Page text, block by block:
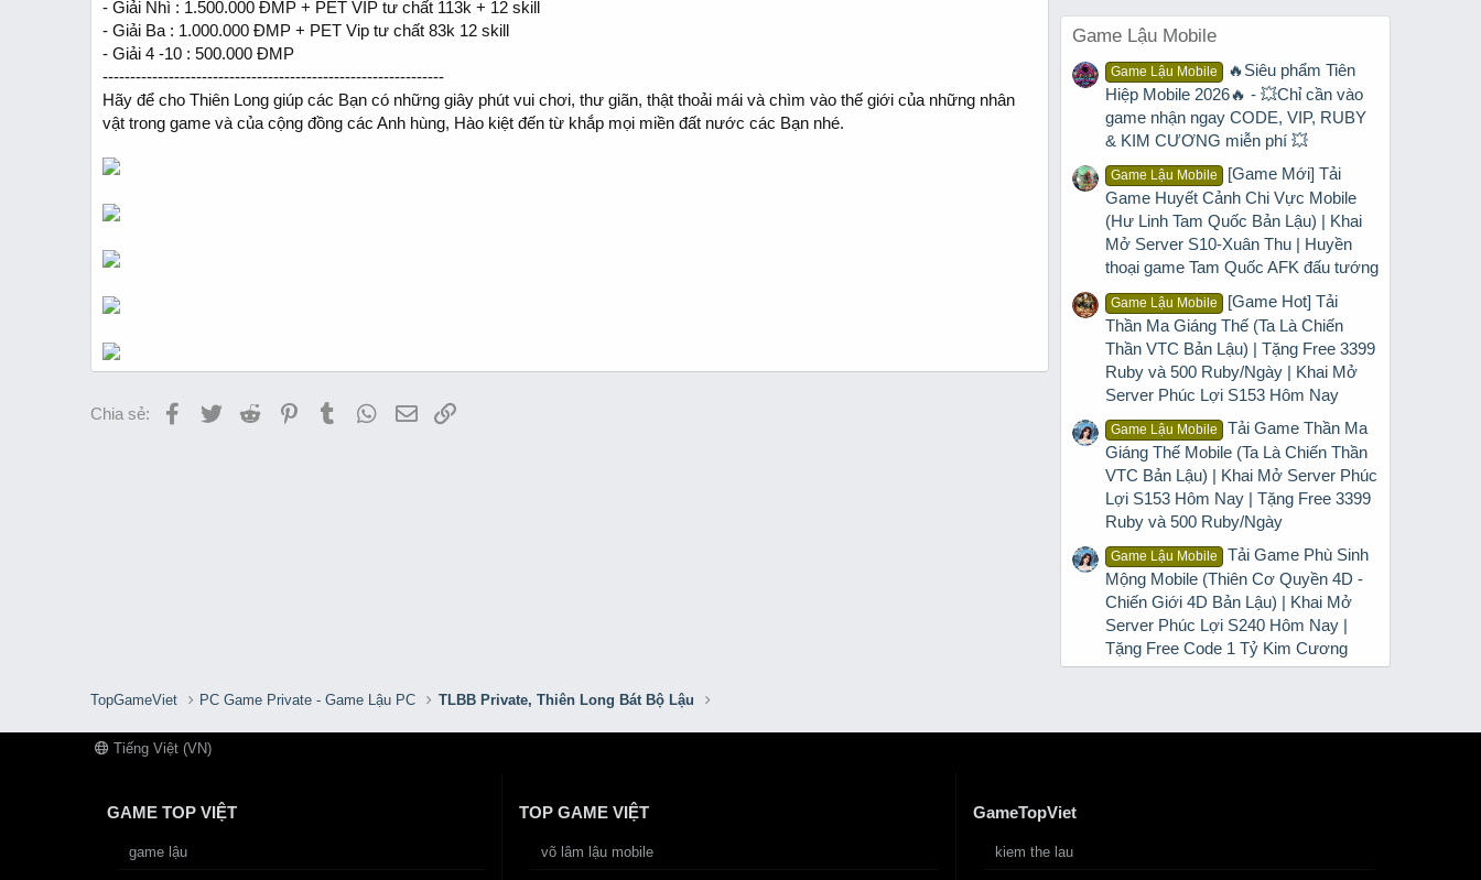
- Giải Nhì : 1.500.000 ĐMP + PET VIP tư chất 113k + 12 skill
- Giải Ba : 1.000.000 ĐMP + PET Vip tư chất 83k 12 skill
- Giải 4 -10 : 500.000 ĐMP
--------------------------------------------------------------
Hãy để cho Thiên Long giúp các Bạn có những giây phút vui chơi, thư giãn, thật thoải mái và chìm vào thế giới của những nhân
vật trong game và của cộng đồng các Anh hùng, Hào kiệt đến từ khắp mọi miền đất nước các Bạn nhé.
Chia sẻ: Facebook
TwitterReddit PinterestTumblr WhatsApp
EmailLink
Game Lậu Mobile
Game Lậu Mobile
🔥Siêu phẩm Tiên
Hiệp Mobile 2026🔥 - 💥Chỉ cần vào
game nhận ngay CODE, VIP, RUBY
& KIM CƯƠNG miễn phí 💥
Game Lậu Mobile
[Game Mới] Tải
Game Huyết Cảnh Chi Vực Mobile
(Hư Linh Tam Quốc Bản Lậu) | Khai
Mở Server S10-Xuân Thu | Huyền
thoại game Tam Quốc AFK đấu tướng
Game Lậu Mobile
[Game Hot] Tải
Thần Ma Giáng Thế (Ta Là Chiến
Thần VTC Bản Lậu) | Tặng Free 3399
Ruby và 500 Ruby/Ngày | Khai Mở
Server Phúc Lợi S153 Hôm Nay
Game Lậu Mobile
Tải Game Thần Ma
Giáng Thế Mobile (Ta Là Chiến Thần
VTC Bản Lậu) | Khai Mở Server Phúc
Lợi S153 Hôm Nay | Tặng Free 3399
Ruby và 500 Ruby/Ngày
Game Lậu Mobile
Tải Game Phù Sinh
Mộng Mobile (Thiên Cơ Quyền 4D -
Chiến Giới 4D Bản Lậu) | Khai Mở
Server Phúc Lợi S240 Hôm Nay |
Tặng Free Code 1 Tỷ Kim Cương
TopGameViet PC Game Private - Game Lậu PC TLBB Private, Thiên Long Bát Bộ Lậu
Tiếng Việt (VN)
GAME TOP VIỆT
game lậu
TOP GAME VIỆT
võ lâm lậu mobile
GameTopViet
kiem the lau